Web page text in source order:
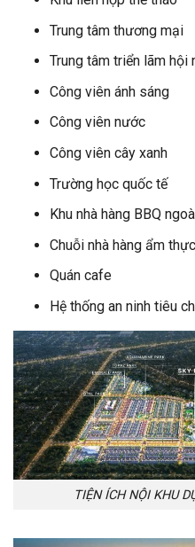
Trung tâm thương mại
Trung tâm triển lãm hội
Công viên ánh sáng
Công viên nước
Công viên cây xanh
Trường học quốc tế
Khu nhà hàng BBQ
Chuỗi nhà hàng ẩm thực
Quán cafe
Hệ thống an ninh tiêu
TIỆN ÍCH NỘI KHU